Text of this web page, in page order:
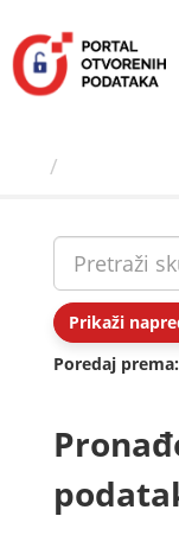
sadržaj
Prikaži
Poredaj prema